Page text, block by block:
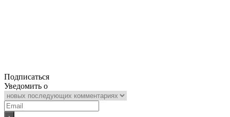
Подписаться
Уведомить о